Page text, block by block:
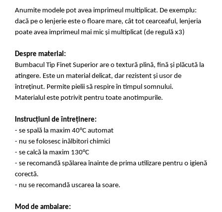
Anumite modele pot avea imprimeul multiplicat. De exemplu:
dacă pe o lenjerie este o floare mare, cât tot cearceaful, lenjeria
poate avea imprimeul mai mic și multiplicat (de regulă x3)
Despre material:
Bumbacul Tip Finet Superior are o textură plină, fină și plăcută la
atingere. Este un material delicat, dar rezistent și usor de
întreținut. Permite pielii să respire în timpul somnului.
Materialul este potrivit pentru toate anotimpurile.
Instrucțiuni de întreținere:
- se spală la maxim 40°C automat
- nu se folosesc inălbitori chimici
- se calcă la maxim 130°C
- se recomandă spălarea înainte de prima utilizare pentru o igienă
corectă.
- nu se recomandă uscarea la soare.
Mod de ambalare: